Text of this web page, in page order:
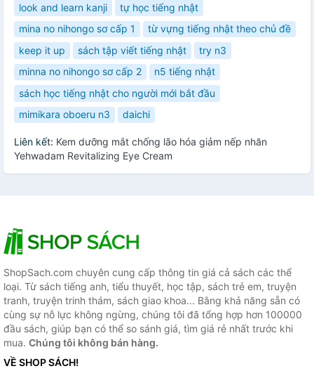
look and learn kanji
tự học tiếng nhật
mina no nihongo sơ cấp 1
từ vựng tiếng nhật theo chủ đề
keep it up
sách tập viết tiếng nhật
try n3
minna no nihongo sơ cấp 2
n5 tiếng nhật
sách học tiếng nhật cho người mới bắt đầu
mimikara oboeru n3
daichi
Liên kết: Kem dưỡng mắt chống lão hóa giảm nếp nhăn
Yehwadam Revitalizing Eye Cream
ShopSach.com chuyên cung cấp thông tin giá cả sách các thể
loại. Từ sách tiếng anh, tiểu thuyết, học tập, sách trẻ em, truyện
tranh, truyện trinh thám, sách giao khoa... Bằng khả năng sẵn có
cùng sự nỗ lực không ngừng, chúng tôi đã tổng hợp hơn 100000
đầu sách, giúp bạn có thể so sánh giá, tìm giá rẻ nhất trước khi
mua. Chúng tôi không bán hàng.
VỀ SHOP SÁCH!